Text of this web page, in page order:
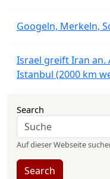
Googeln, Merkeln,
Israel greift Iran an.
Istanbul (2000 km
Search
Auf dieser Webseite
Search